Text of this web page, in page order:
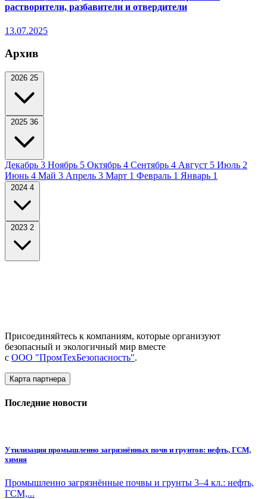
растворители, разбавители и отвердители
13.07.2025
Архив
2026 25
2025 36
Декабрь 3 Ноябрь 5 Октябрь 4 Сентябрь 4 Август 5 Июль 2
Июнь 4 Май 3 Апрель 3 Март 1 Февраль 1 Январь 1
2024 4
2023 2
Присоединяйтесь к компаниям, которые организуют
безопасный и экологичный мир вместе
с ООО "ПромТехБезопасность".
Карта партнера
Последние новости
Утилизация промышленно загрязнённых почв и грунтов: нефть, ГСМ,
химия
Промышленно загрязнённые почвы и грунты 3–4 кл.: нефть,
ГСМ,...